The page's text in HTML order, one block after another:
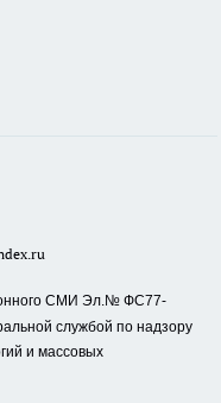
СМИ Эл.№ ФС77-
службой по надзору
и массовых